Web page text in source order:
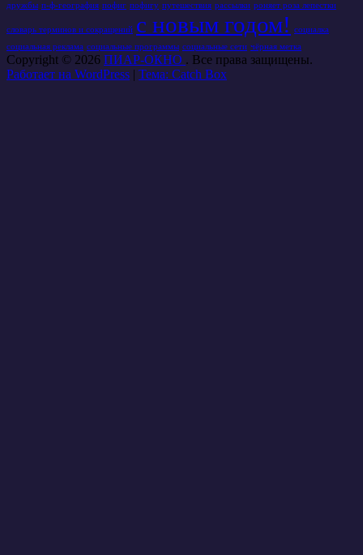
дружбы п-ф-география пофиг пофигу путешествия рассылки роняет роза лепестки
словарь терминов и сокращений с новым годом!
социалка
социальная реклама социальные программы социальные сети чёрная метка
Copyright © 2026 ПИАР-ОКНО . Все права защищены.
Работает на WordPress | Тема: Catch Box